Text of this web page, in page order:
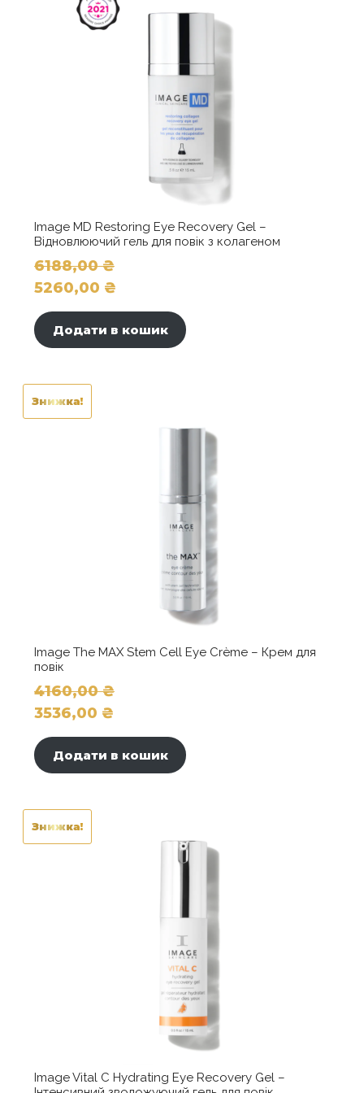
товару
Image MD Restoring Eye Recovery Gel –
Відновлюючий гель для повік з колагеном
6188,00₴
Оригінальна
6188,00 ₴.
5260,00 ₴
ціна:
5260,00 ₴.
Додати в кошик
Знижка!
Image The MAX Stem Cell Eye Crème – Крем для
повік
4160,00₴
Оригінальна
4160,00 ₴.
3536,00 ₴
ціна:
3536,00 ₴.
Додати в кошик
Знижка!
Image Vital C Hydrating Eye Recovery Gel –